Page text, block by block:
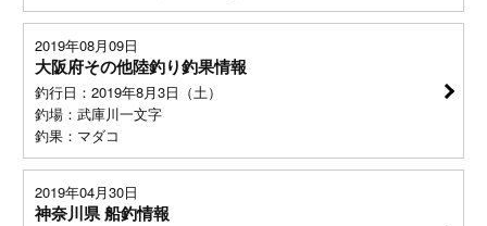
2019年08月09日
大阪府その他陸釣り釣果情報
釣行日：2019年8月3日（土）
釣場：武庫川一文字
釣果：マダコ
2019年04月30日
神奈川県 船釣情報